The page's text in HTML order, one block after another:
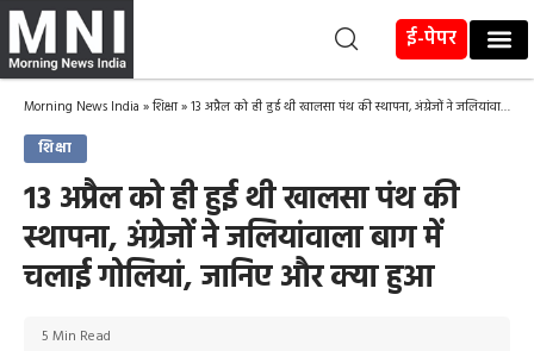
ई-पेपर
Morning News India »शिक्षा»13 अप्रैल को ही हुई थी खालसा पंथ की स्थापना, अंग्रेजों ने जलियांवाला बाग में चलाई गोलियां, जानिए और क्या हुआ
शिक्षा
13 अप्रैल को ही हुई थी खालसा पंथ की
स्थापना, अंग्रेजों ने जलियांवाला बाग में
चलाई गोलियां, जानिए और क्या हुआ
5 Min Read